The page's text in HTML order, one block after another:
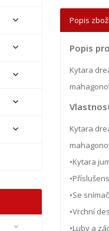
Popis
Popis
Kytara
Kytara
•Kytara
•Se
•Vrchní
•Luby a